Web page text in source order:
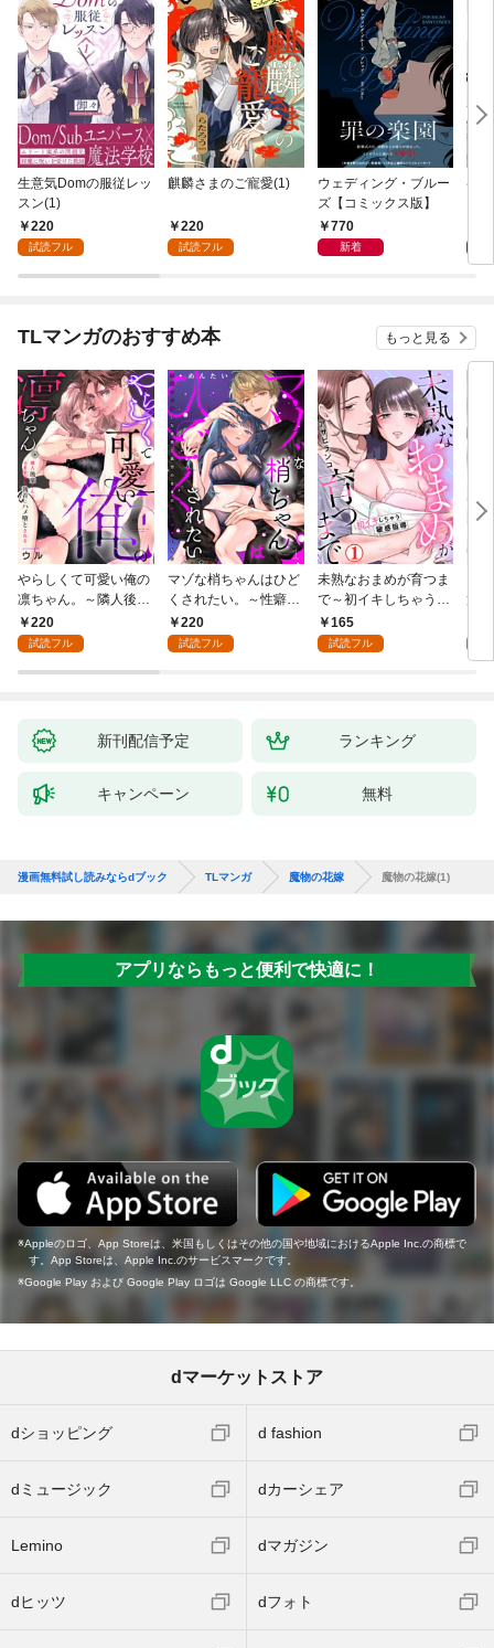
生意気Domの服従レッ
スン(1)
220
試読フル
麒麟さまのご寵愛(1)
220
試読フル
ウェディング・ブルー
ズ【コミックス版】
770
新着
ペ
TLマンガのおすすめ本 もっと見る
やらしくて可愛い俺の
凛ちゃん。～隣人後輩
くんのイキすぎた執着
にハメ堕とされる～(1)
220
試読フル
マゾな梢ちゃんはひど
くされたい。～性癖マ
ッチした後輩と欲望の
ままにセックスしたら
220
試読フル
未熟なおまめが育つま
で～初イキしちゃう敏
感指導～1
165
試読フル
筋
1【
付
新刊配信予定 ランキング
キャンペーン 無料
漫画無料試し読みならdブック TLマンガ 魔物の花嫁 魔物の花嫁(1)
アプリならもっと便利で快適に！
Appleのロゴ、App Storeは、米国もしくはその他の国や地域におけるApple Inc.の商標で
す。App Storeは、Apple Inc.のサービスマークです。
Google Play および Google Play ロゴは Google LLC の商標です。
dマーケットストア
dショッピング d fashion
dミュージック dカーシェア
Lemino dマガジン
dヒッツ dフォト